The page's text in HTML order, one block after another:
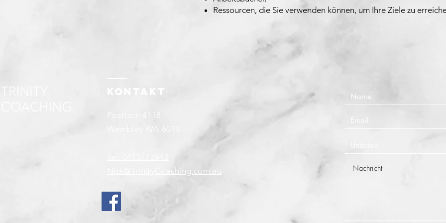
Ressourcen, die Sie verwenden können, um Ihre Ziele zu
Kontakt
Wembley WA 6014
Nick@TrinityCoaching.com.au